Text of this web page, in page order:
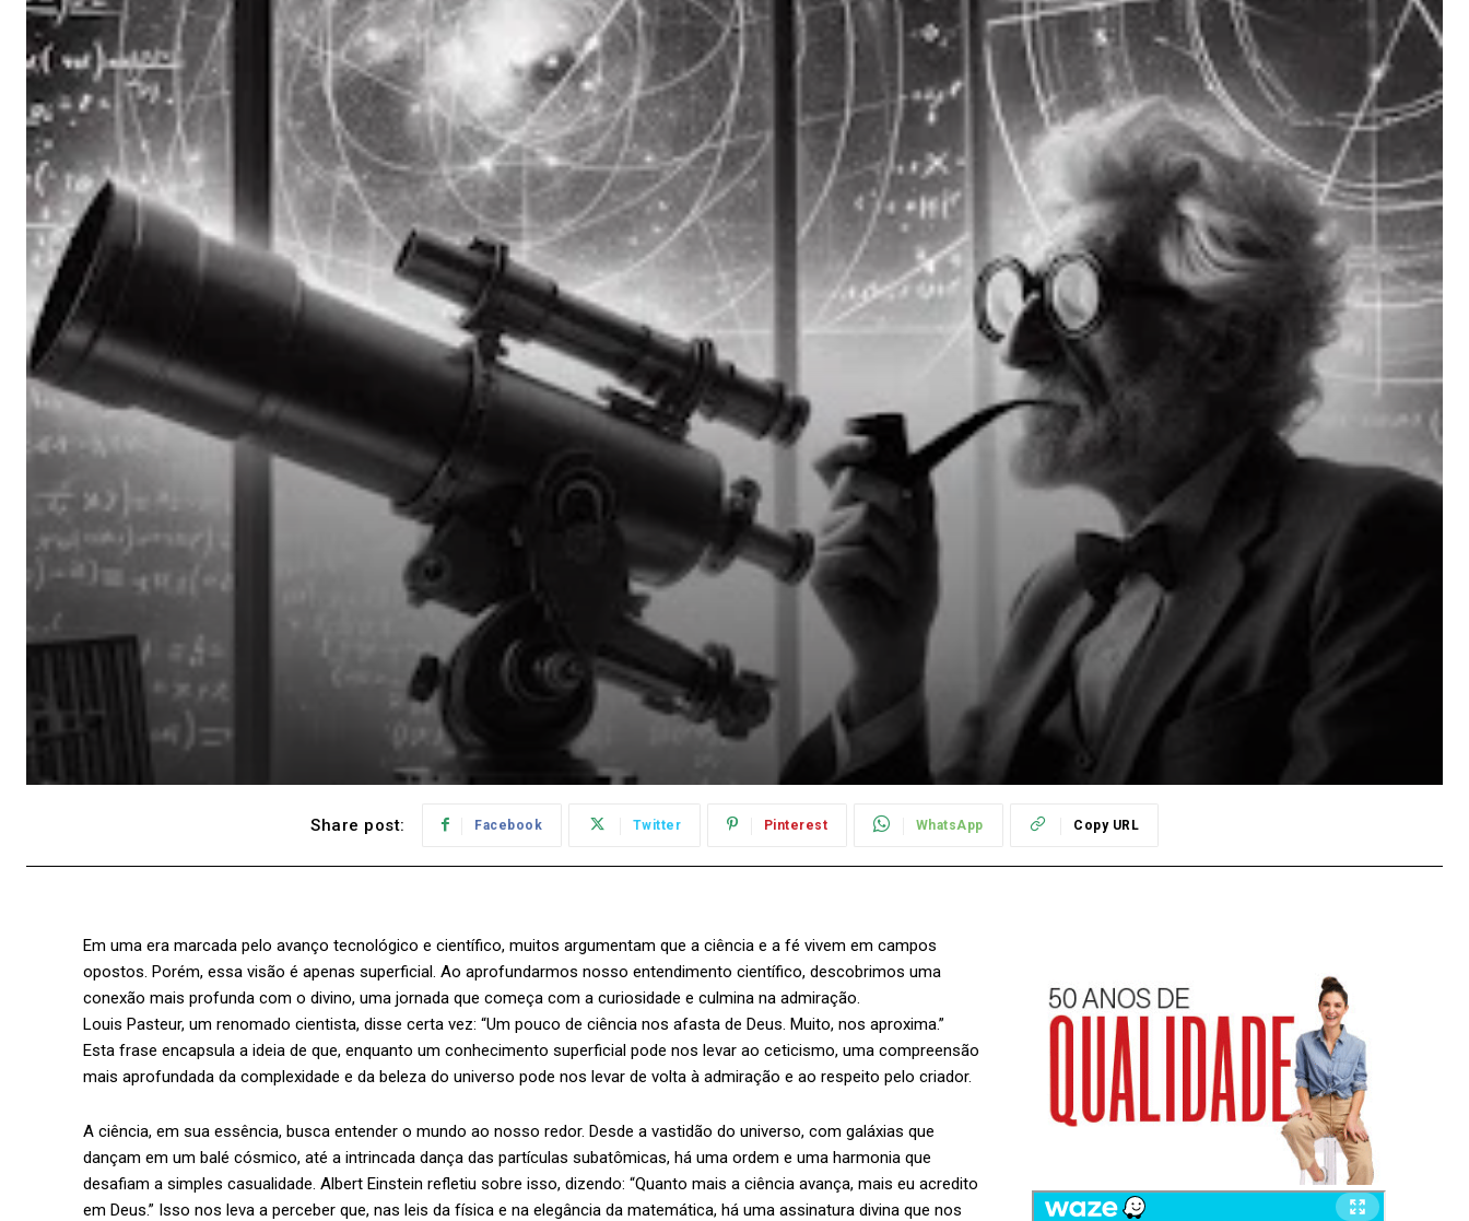
Share post: Facebook Twitter Pinterest WhatsApp Copy URL
Em uma era marcada pelo avanço tecnológico e científico, muitos argumentam que a ciência e a fé vivem em campos
opostos. Porém, essa visão é apenas superficial. Ao aprofundarmos nosso entendimento científico, descobrimos uma
conexão mais profunda com o divino, uma jornada que começa com a curiosidade e culmina na admiração.
Louis Pasteur, um renomado cientista, disse certa vez: “Um pouco de ciência nos afasta de Deus. Muito, nos aproxima.”
Esta frase encapsula a ideia de que, enquanto um conhecimento superficial pode nos levar ao ceticismo, uma compreensão
mais aprofundada da complexidade e da beleza do universo pode nos levar de volta à admiração e ao respeito pelo criador.
A ciência, em sua essência, busca entender o mundo ao nosso redor. Desde a vastidão do universo, com galáxias que
dançam em um balé cósmico, até a intrincada dança das partículas subatômicas, há uma ordem e uma harmonia que
desafiam a simples casualidade. Albert Einstein refletiu sobre isso, dizendo: “Quanto mais a ciência avança, mais eu acredito
em Deus.” Isso nos leva a perceber que, nas leis da física e na elegância da matemática, há uma assinatura divina que nos